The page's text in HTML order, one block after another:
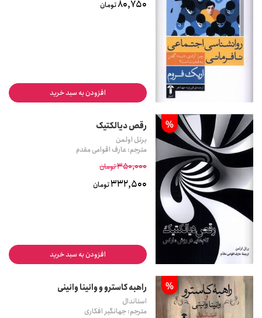
80,750تومان
افزودن به سبد خرید
% رقص دیالکتیک
برتل اولمن
مترجم: عارف اقوامی مقدم
350,000تومان
332,500تومان
افزودن به سبد خرید
% راهبه کاسترو و وانینا وانینی
استاندال
مترجم: جهانگیر افکاری